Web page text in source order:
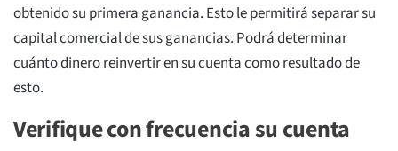
obtenido su primera ganancia. Esto le permitirá separar su
capital comercial de sus ganancias. Podrá determinar
cuánto dinero reinvertir en su cuenta como resultado de
esto.
Verifique con frecuencia su cuenta